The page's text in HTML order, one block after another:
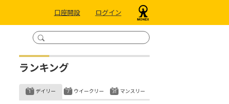
口座開設 ログイン
ランキング
デイリー ウイークリー マンスリー